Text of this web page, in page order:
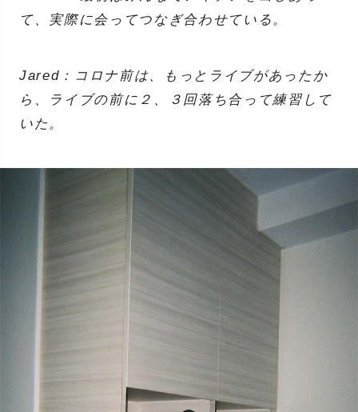
て、実際に会ってつなぎ合わせている。
Jared：コロナ前は、もっとライブがあったか
ら、ライブの前に２、３回落ち合って練習して
いた。